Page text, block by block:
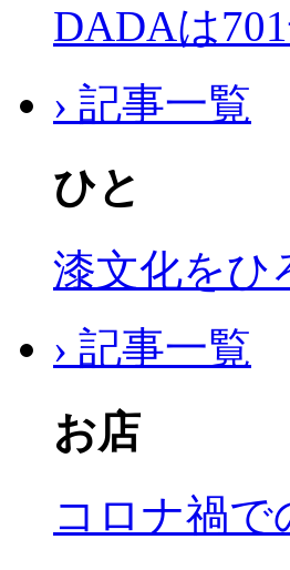
DADAは
› 記事一覧
ひと
漆文化をひ
› 記事一覧
お店
コロナ禍で